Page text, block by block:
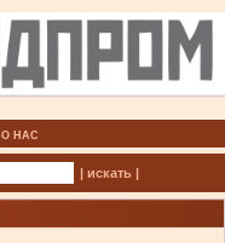
О НАС
| искать |